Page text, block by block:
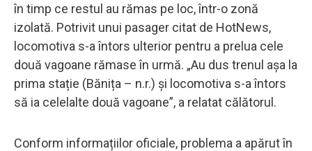
în timp ce restul au rămas pe loc, într-o zonă
izolată. Potrivit unui pasager citat de HotNews,
locomotiva s-a întors ulterior pentru a prelua cele
două vagoane rămase în urmă. „Au dus trenul așa la
prima stație (Bănița – n.r.) și locomotiva s-a întors
să ia celelalte două vagoane”, a relatat călătorul.
Conform informațiilor oficiale, problema a apărut în